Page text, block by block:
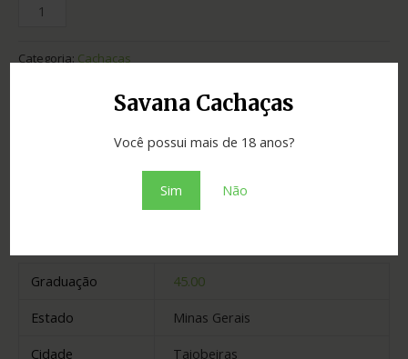
Savana Cachaças
Você possui mais de 18 anos?
Sim Não
Categoria: Cachaças
Adicionar ao orçamento
Graduação
45.00
Estado
Minas Gerais
Cidade
Taiobeiras